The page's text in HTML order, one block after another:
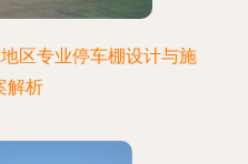
区专业停车棚设计与施
解析